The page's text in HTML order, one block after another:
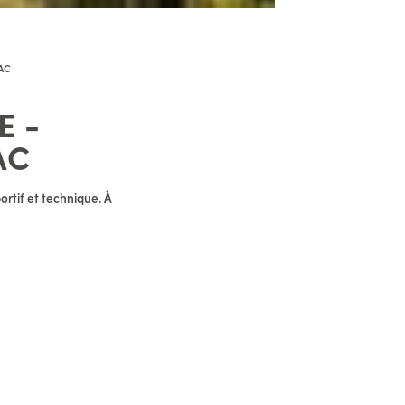
-
et technique. À